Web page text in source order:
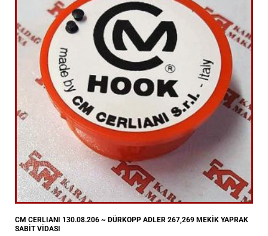
CM CERLIANI 130.08.206 ~ DÜRKOPP ADLER 267,269 MEKİK YAPRAK
SABİT VİDASI